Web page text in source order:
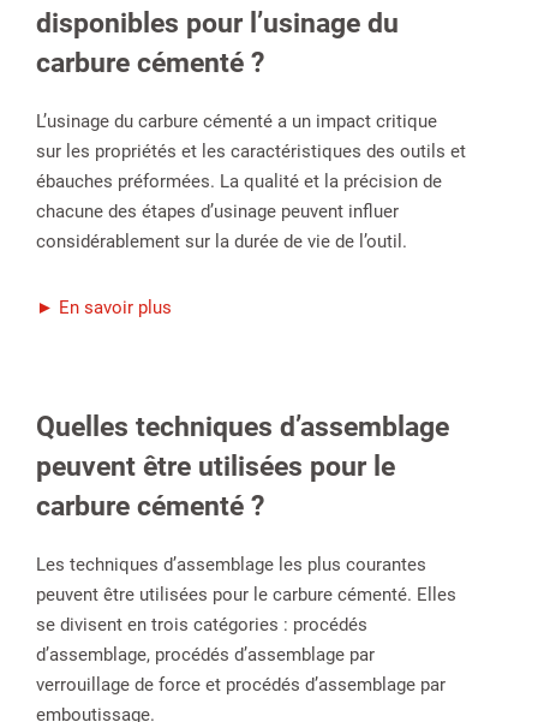
disponibles pour l’usinage du
carbure cémenté ?
L’usinage du carbure cémenté a un impact critique
sur les propriétés et les caractéristiques des outils et
ébauches préformées. La qualité et la précision de
chacune des étapes d’usinage peuvent influer
considérablement sur la durée de vie de l’outil.
► En savoir plus
Quelles techniques d’assemblage
peuvent être utilisées pour le
carbure cémenté ?
Les techniques d’assemblage les plus courantes
peuvent être utilisées pour le carbure cémenté. Elles
se divisent en trois catégories : procédés
d’assemblage, procédés d’assemblage par
verrouillage de force et procédés d’assemblage par
emboutissage.